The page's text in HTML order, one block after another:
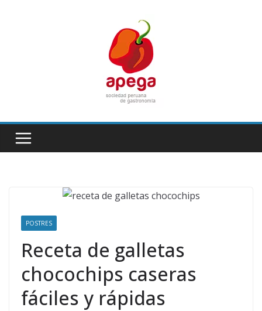
POSTRES
Receta de galletas
chocochips caseras
fáciles y rápidas